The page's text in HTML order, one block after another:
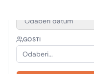
Odaberi datum
GOSTI
Odaberi...